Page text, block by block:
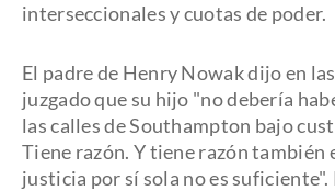
interseccionales y cuotas de poder.
El padre de Henry Nowak dijo en
juzgado que su hijo "no debería
las calles de Southampton bajo
Tiene razón. Y tiene razón también
justicia por sí sola no es suficiente".